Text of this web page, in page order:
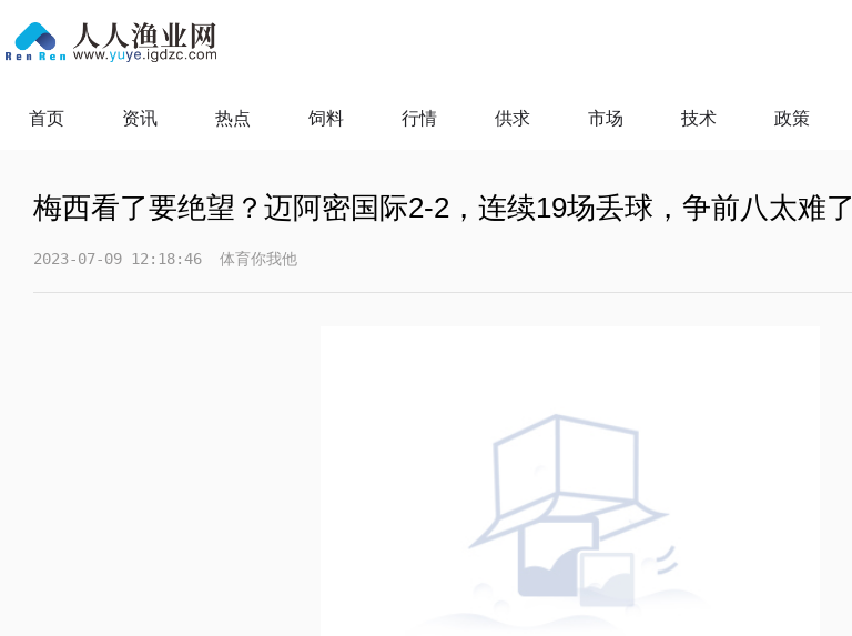
首页 资讯 热点 饲料 行情 供求 市场 技术 政策
梅西看了要绝望？迈阿密国际2-2，连续19场丢球，争前八太难了
2023-07-09 12:18:46 体育你我他